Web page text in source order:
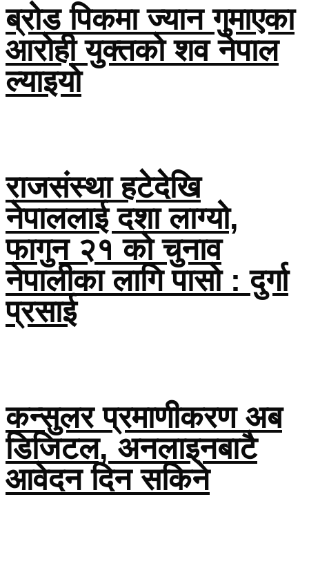
ब्रोड पिकमा ज्यान गुमाएका
आरोही युक्तको शव नेपाल
ल्याइयो
राजसंस्था हटेदेखि
नेपाललाई दशा लाग्यो,
फागुन २१ को चुनाव
नेपालीका लागि पासो : दुर्गा
प्रसाई
कन्सुलर प्रमाणीकरण अब
डिजिटल, अनलाइनबाटै
आवेदन दिन सकिने